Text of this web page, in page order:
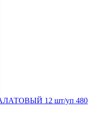
12 шт/уп 480